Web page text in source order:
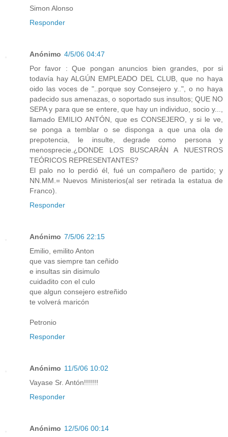
Simon Alonso
Responder
Anónimo 4/5/06 04:47
Por favor : Que pongan anuncios bien grandes, por si
todavía hay ALGÚN EMPLEADO DEL CLUB, que no haya
oido las voces de "..porque soy Consejero y..", o no haya
padecido sus amenazas, o soportado sus insultos; QUE NO
SEPA y para que se entere, que hay un individuo, socio y...,
llamado EMILIO ANTÓN, que es CONSEJERO, y si le ve,
se ponga a temblar o se disponga a que una ola de
prepotencia, le insulte, degrade como persona y
menosprecie.¿DONDE LOS BUSCARÁN A NUESTROS
TEÓRICOS REPRESENTANTES?
El palo no lo perdió él, fué un compañero de partido; y
NN.MM.= Nuevos Ministerios(al ser retirada la estatua de
Franco).
Responder
Anónimo 7/5/06 22:15
Emilio, emilito Anton
que vas siempre tan ceñido
e insultas sin disimulo
cuidadito con el culo
que algun consejero estreñido
te volverá maricón
Petronio
Responder
Anónimo 11/5/06 10:02
Vayase Sr. Antón!!!!!!!
Responder
Anónimo 12/5/06 00:14